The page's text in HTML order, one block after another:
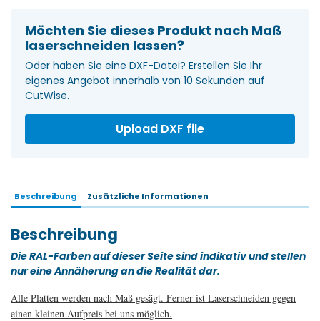
Möchten Sie dieses Produkt nach Maß
laserschneiden lassen?
Oder haben Sie eine DXF-Datei? Erstellen Sie Ihr
eigenes Angebot innerhalb von 10 Sekunden auf
CutWise.
Upload DXF file
Beschreibung Zusätzliche Informationen
Beschreibung
Die RAL-Farben auf dieser Seite sind indikativ und stellen
nur eine Annäherung an die Realität dar.
Alle Platten werden nach Maß gesägt. Ferner ist Laserschneiden gegen
einen kleinen Aufpreis bei uns möglich.